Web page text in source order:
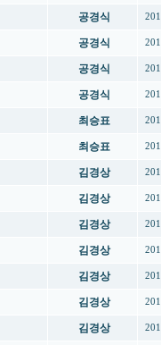
공경식
공경식
공경식
공경식
최승표
최승표
김경상
김경상
김경상
김경상
김경상
김경상
김경상